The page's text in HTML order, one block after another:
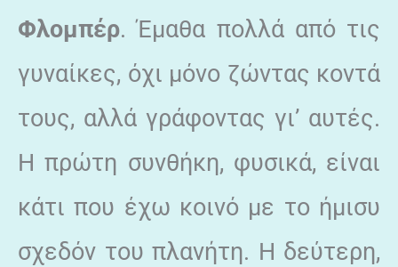
Φλομπέρ. Έμαθα πολλά από τις
γυναίκες, όχι μόνο ζώντας κοντά
τους, αλλά γράφοντας γι’ αυτές.
Η πρώτη συνθήκη, φυσικά, είναι
κάτι που έχω κοινό με το ήμισυ
σχεδόν του πλανήτη. Η δεύτερη,